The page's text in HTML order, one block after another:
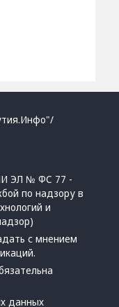
ЭЛ № ФС 77 -
по надзору в
и
с мнением
данных